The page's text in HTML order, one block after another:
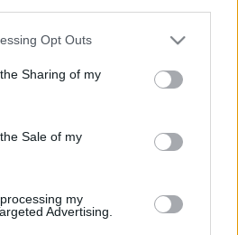
app uses one or more Google
usage behaviour. You may click to
and its third-party tags to
purposes in below Google
Opt Outs
Sharing of my
Sale of my
my
Advertising.
bár szokás szerint 1500
asom újfent, bár szó szerint
szám ugyanis, pont 1-el
34 helyett 35) Na
volna fél milla, dehát a